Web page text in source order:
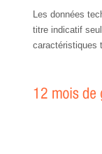
Les données
titre indicatif
caractéristiques